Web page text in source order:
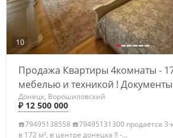
10
Продажа Квартиры 4комнаты -
мебелью и техникой !
Донецк, Ворошиловский
₽ 12 500 000
☎️79495138558 ☎️79495131300 продаётся 3-
в 172 м², в центре донецка ‼️ -...